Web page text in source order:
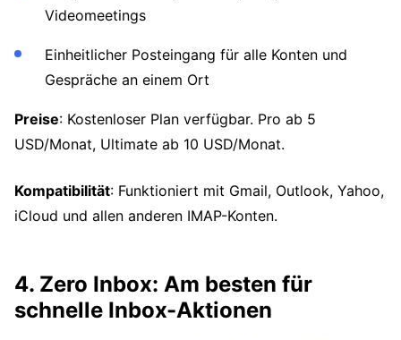
Videomeetings
Einheitlicher Posteingang für alle Konten und
Gespräche an einem Ort
Preise: Kostenloser Plan verfügbar. Pro ab 5
USD/Monat, Ultimate ab 10 USD/Monat.
Kompatibilität: Funktioniert mit Gmail, Outlook, Yahoo,
iCloud und allen anderen IMAP-Konten.
4. Zero Inbox: Am besten für
schnelle Inbox-Aktionen